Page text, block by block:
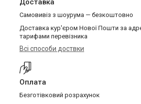
Доставка
Самовивіз з шоурума — безкоштовно
Доставка кур'єром Нової Пошти за
тарифами перевізника
Всі способи доствки
Оплата
Безготівковий розрахунок